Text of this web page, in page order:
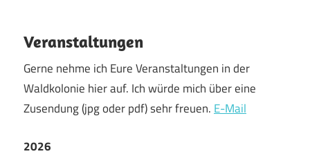
Darmstadt
Altstadt
der
Weststadt
–
Veranstaltungen
Gerne nehme ich Eure Veranstaltungen in der
Waldkolonie hier auf. Ich würde mich über eine
Zusendung (jpg oder pdf) sehr freuen. E-Mail
2026